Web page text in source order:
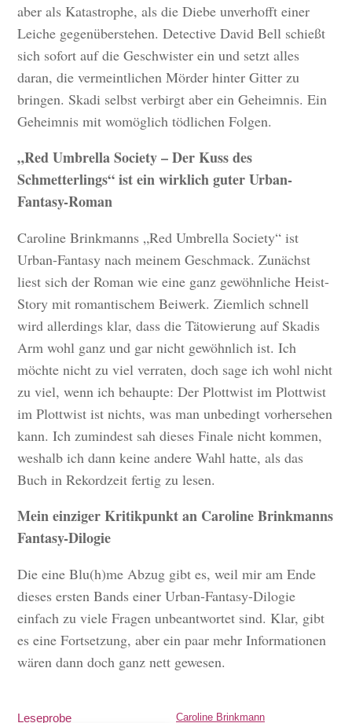
aber als Katastrophe, als die Diebe unverhofft einer
Leiche gegenüberstehen. Detective David Bell schießt
sich sofort auf die Geschwister ein und setzt alles
daran, die vermeintlichen Mörder hinter Gitter zu
bringen. Skadi selbst verbirgt aber ein Geheimnis. Ein
Geheimnis mit womöglich tödlichen Folgen.
„Red Umbrella Society – Der Kuss des
Schmetterlings“ ist ein wirklich guter Urban-
Fantasy-Roman
Caroline Brinkmanns „Red Umbrella Society“ ist
Urban-Fantasy nach meinem Geschmack. Zunächst
liest sich der Roman wie eine ganz gewöhnliche Heist-
Story mit romantischem Beiwerk. Ziemlich schnell
wird allerdings klar, dass die Tätowierung auf Skadis
Arm wohl ganz und gar nicht gewöhnlich ist. Ich
möchte nicht zu viel verraten, doch sage ich wohl nicht
zu viel, wenn ich behaupte: Der Plottwist im Plottwist
im Plottwist ist nichts, was man unbedingt vorhersehen
kann. Ich zumindest sah dieses Finale nicht kommen,
weshalb ich dann keine andere Wahl hatte, als das
Buch in Rekordzeit fertig zu lesen.
Mein einziger Kritikpunkt an Caroline Brinkmanns
Fantasy-Dilogie
Die eine Blu(h)me Abzug gibt es, weil mir am Ende
dieses ersten Bands einer Urban-Fantasy-Dilogie
einfach zu viele Fragen unbeantwortet sind. Klar, gibt
es eine Fortsetzung, aber ein paar mehr Informationen
wären dann doch ganz nett gewesen.
Leseprobe Caroline Brinkmann